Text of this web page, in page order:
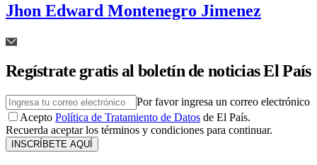
Jhon Edward Montenegro Jimenez
Regístrate gratis al boletín de noticias El País
Por favor ingresa un correo electrónico
Acepto Política de Tratamiento de Datos de El País.
Recuerda aceptar los términos y condiciones para continuar.
INSCRÍBETE AQUÍ